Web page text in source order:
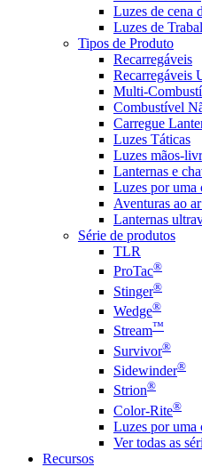
Luzes de cena
Luzes de
Tipos de Produto
Recarregáveis
Recarregáveis
Multi-
Combustível
Carregue
Luzes Táticas
Luzes mãos-
Lanternas e
Luzes por uma
Aventuras ao
Lanternas
Série de produtos
TLR
ProTac®
Stinger®
Wedge®
Stream™
Survivor®
Sidewinder®
Strion®
Color-Rite®
Luzes por uma
Ver todas as
Recursos